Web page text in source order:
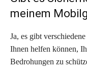
meinem
Ja, es gibt
Ihnen helfen können,
Bedrohungen zu